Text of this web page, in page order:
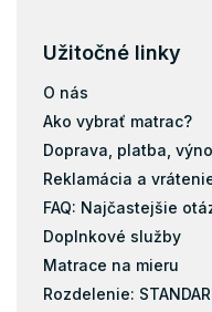
Užitočné linky
O nás
Ako vybrať matrac?
Doprava, platba,
Reklamácia a
FAQ: Najčastejšie
Doplnkové služby
Matrace na mieru
Rozdelenie: